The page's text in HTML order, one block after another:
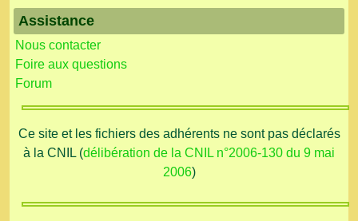
Assistance
Nous contacter
Foire aux questions
Forum
Ce site et les fichiers des adhérents ne sont pas déclarés
à la CNIL (délibération de la CNIL n°2006-130 du 9 mai
2006)